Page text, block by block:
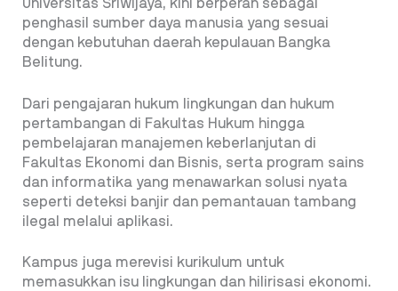
Universitas Sriwijaya, kini berperan sebagai
penghasil sumber daya manusia yang sesuai
dengan kebutuhan daerah kepulauan Bangka
Belitung.
Dari pengajaran hukum lingkungan dan hukum
pertambangan di Fakultas Hukum hingga
pembelajaran manajemen keberlanjutan di
Fakultas Ekonomi dan Bisnis, serta program sains
dan informatika yang menawarkan solusi nyata
seperti deteksi banjir dan pemantauan tambang
ilegal melalui aplikasi.
Kampus juga merevisi kurikulum untuk
memasukkan isu lingkungan dan hilirisasi ekonomi.